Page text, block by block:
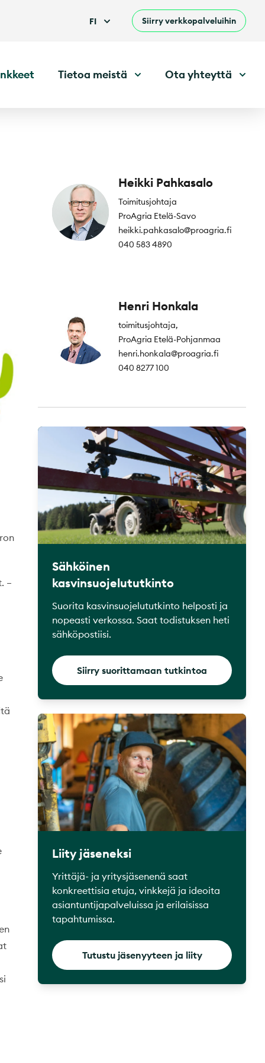
FI Siirry verkkopalveluihin
Tietoa meistä Ota yhteyttä
–
Heikki Pahkasalo
Toimitusjohtaja
ProAgria Etelä-Savo
heikki.pahkasalo@proagria.fi
040 583 4890
Henri Honkala
toimitusjohtaja,
ProAgria Etelä-Pohjanmaa
henri.honkala@proagria.fi
040 8277 100
Sähköinen
kasvinsuojelututkinto
Suorita kasvinsuojelututkinto helposti ja
nopeasti verkossa. Saat todistuksen heti
sähköpostiisi.
Siirry suorittamaan tutkintoa
Liity jäseneksi
Yrittäjä- ja yritysjäsenenä saat
konkreettisia etuja, vinkkejä ja ideoita
asiantuntijapalveluissa ja erilaisissa
tapahtumissa.
Tutustu jäsenyyteen ja liity